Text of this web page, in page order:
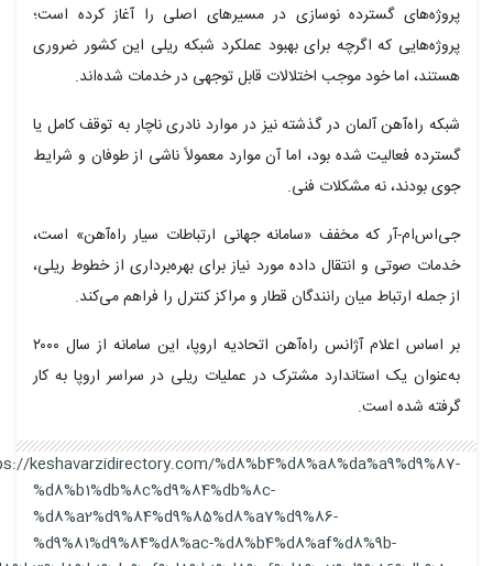
پروژه‌های گسترده نوسازی در مسیرهای اصلی را آغاز کرده است؛
پروژه‌هایی که اگرچه برای بهبود عملکرد شبکه ریلی این کشور ضروری
هستند، اما خود موجب اختلالات قابل توجهی در خدمات شده‌اند.
شبکه راه‌آهن آلمان در گذشته نیز در موارد نادری ناچار به توقف کامل یا
گسترده فعالیت شده بود، اما آن موارد معمولاً ناشی از طوفان و شرایط
جوی بودند، نه مشکلات فنی.
جی‌اس‌ام-آر که مخفف «سامانه جهانی ارتباطات سیار راه‌آهن» است،
خدمات صوتی و انتقال داده مورد نیاز برای بهره‌برداری از خطوط ریلی،
از جمله ارتباط میان رانندگان قطار و مراکز کنترل را فراهم می‌کند.
بر اساس اعلام آژانس راه‌آهن اتحادیه اروپا، این سامانه از سال ۲۰۰۰
به‌عنوان یک استاندارد مشترک در عملیات ریلی در سراسر اروپا به کار
گرفته شده است.
https://keshavarzidirectory.com/%d8%b4%d8%a8%da%a9%d9%87-
%d8%b1%db%8c%d9%84%db%8c-
%d8%a2%d9%84%d9%85%d8%a7%d9%86-
%d9%81%d9%84%d8%ac-%d8%b4%d8%af%d8%9b-